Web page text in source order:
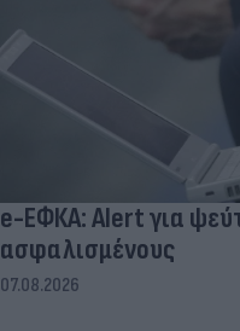
e-ΕΦΚΑ: Alert για
ασφαλισμένους
07.08.2026